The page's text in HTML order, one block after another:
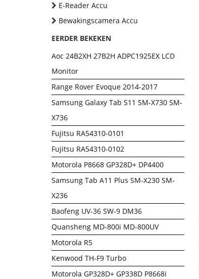
E-Reader Accu
Bewakingscamera Accu
EERDER BEKEKEN
Aoc 24B2XH 27B2H ADPC1925EX LCD
Monitor
Range Rover Evoque 2014-2017
Samsung Galaxy Tab S11 SM-X730 SM-
X736
Fujitsu RA54310-0101
Fujitsu RA54310-0102
Motorola P8668 GP328D+ DP4400
Samsung Tab A11 Plus SM-X230 SM-
X236
Baofeng UV-36 SW-9 DM36
Quansheng MD-800i MD-800UV
Motorola R5
Kenwood TH-F9 Turbo
Motorola GP328D+ GP338D P8668i